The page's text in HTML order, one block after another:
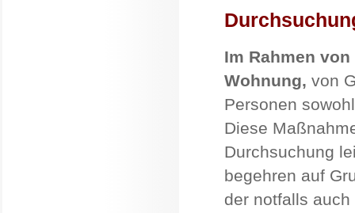
Im Rahmen
Wohnung, von
Personen
Diese
Durchsuchung
begehren auf
der notfalls